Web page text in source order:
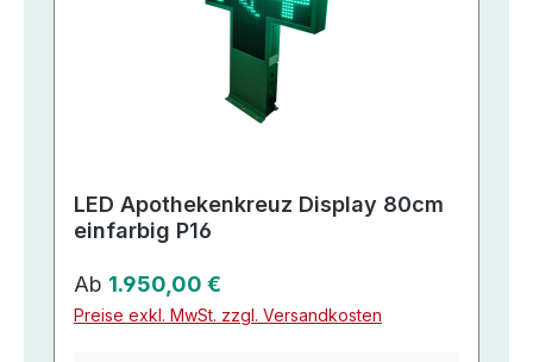
LED Apothekenkreuz Display 80cm
einfarbig P16
Regulärer Preis:
Ab 1.950,00 €
Preise exkl. MwSt. zzgl. Versandkosten